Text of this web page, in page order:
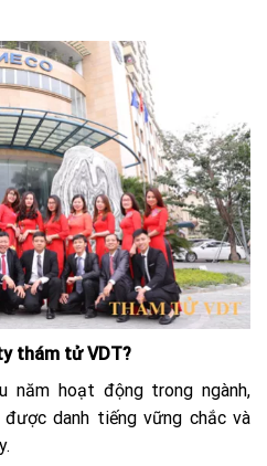
thám tử VDT?
năm hoạt động trong ngành,
danh tiếng vững chắc và